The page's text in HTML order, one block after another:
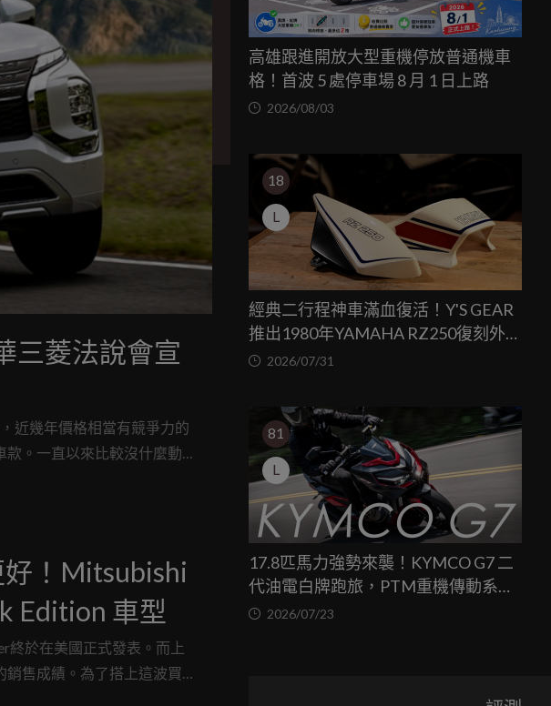
三菱法說會宣
近幾年價格相當有競爭力的
款。一直以來比較沒什麼動
！Mitsubishi
Edition 車型
終於在美國正式發表。而上
售成績。為了搭上這波買
高雄跟進開放大型重機停放普通機車
格！首波 5 處停車場 8 月 1 日上路
2026/08/03
18
L
經典二行程神車滿血復活！Y'S GEAR
推出1980年YAMAHA RZ250復刻外裝
套件2026/07/31
81
L
17.8匹馬力強勢來襲！KYMCO G7 二
代油電白牌跑旅，PTM重機傳動系統
與8公斤減重的操控饗宴
2026/07/23